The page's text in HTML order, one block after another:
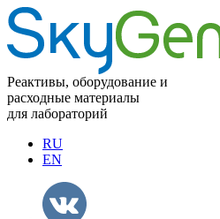
Реактивы, оборудование и
расходные материалы
для лабораторий
RU
EN